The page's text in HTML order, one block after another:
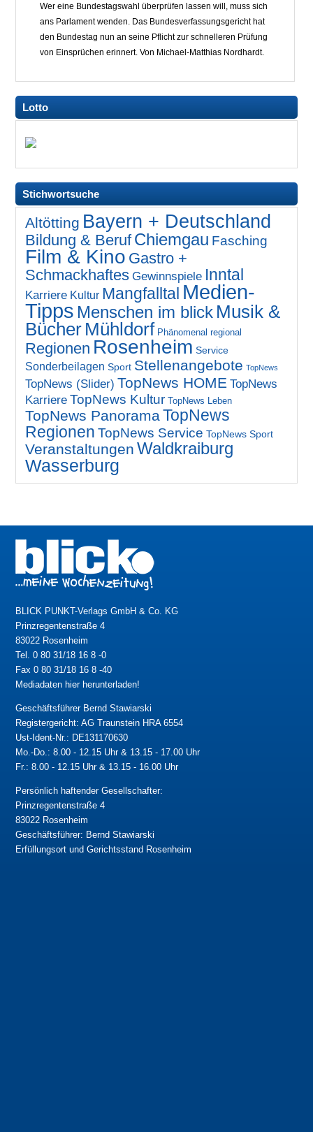
Wer eine Bundestagswahl überprüfen lassen will, muss sich
ans Parlament wenden. Das Bundesverfassungsgericht hat
den Bundestag nun an seine Pflicht zur schnelleren Prüfung
von Einsprüchen erinnert. Von Michael-Matthias Nordhardt.
Lotto
Stichwortsuche
Altötting Bayern + Deutschland
Bildung & Beruf Chiemgau Fasching
Film & Kino Gastro +
Schmackhaftes Gewinnspiele Inntal
Karriere Kultur Mangfalltal Medien-
Tipps Menschen im blick Musik &
Bücher Mühldorf Phänomenal regional
Regionen Rosenheim Service
Sonderbeilagen Sport Stellenangebote TopNews
TopNews (Slider) TopNews HOME TopNews
Karriere TopNews Kultur TopNews Leben
TopNews PanoramaTopNews
Regionen TopNews Service TopNews Sport
Veranstaltungen Waldkraiburg
Wasserburg
BLICK PUNKT-Verlags GmbH & Co. KG
Prinzregentenstraße 4
83022 Rosenheim
Tel. 0 80 31/18 16 8 -0
Fax 0 80 31/18 16 8 -40
Mediadaten hier herunterladen!
Geschäftsführer Bernd Stawiarski
Registergericht: AG Traunstein HRA 6554
Ust-Ident-Nr.: DE131170630
Mo.-Do.: 8.00 - 12.15 Uhr & 13.15 - 17.00 Uhr
Fr.: 8.00 - 12.15 Uhr & 13.15 - 16.00 Uhr
Persönlich haftender Gesellschafter:
Prinzregentenstraße 4
83022 Rosenheim
Geschäftsführer: Bernd Stawiarski
Erfüllungsort und Gerichtsstand Rosenheim